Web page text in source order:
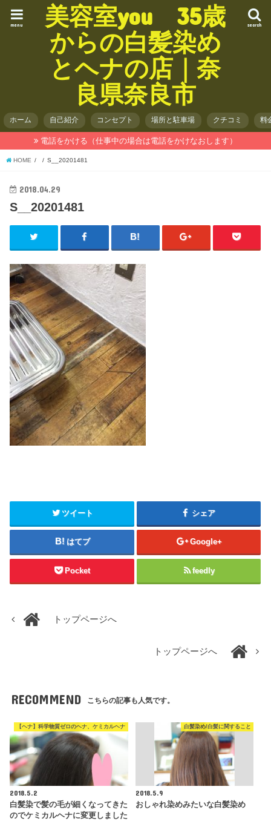
美容室you 35歳
からの白髪染め
とヘナの店｜奈
良県奈良市
search
menu
ホーム 自己紹介 コンセプト 場所と駐車場 クチコミ 料
電話をかける（仕事中の場合は電話をかけなおします）
HOME S__20201481
2018.04.29
S__20201481
ツイート シェア
はてブ Google+
Pocket feedly
トップページへ
トップページへ
RECOMMEND こちらの記事も人気です。
【ヘナ】科学物質ゼロのヘナ、ケミカルヘナ
2018.5.2
白髪染で髪の毛が細くなってきた
のでケミカルヘナに変更しました
白髪染め/白髪に関すること
2018.5.9
おしゃれ染めみたいな白髪染め